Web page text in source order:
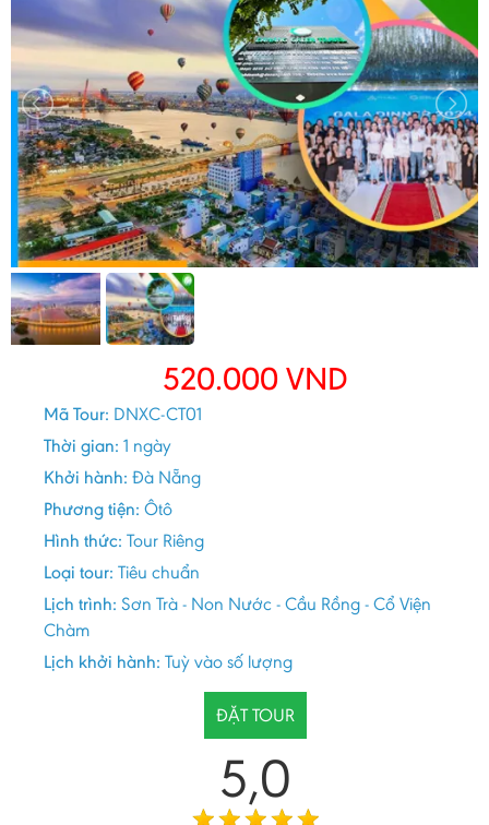
520.000 VND
Mã Tour: DNXC-CT01
Thời gian: 1 ngày
Khởi hành: Đà Nẵng
Phương tiện: Ôtô
Hình thức: Tour Riêng
Loại tour: Tiêu chuẩn
Lịch trình: Sơn Trà - Non Nước - Cầu Rồng - Cổ Viện
Chàm
Lịch khởi hành: Tuỳ vào số lượng
ĐẶT TOUR
5,0